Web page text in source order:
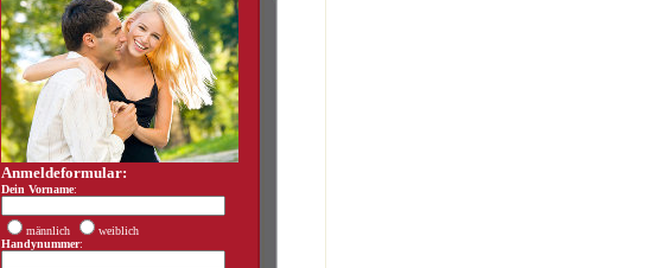
Anmeldeformular:
Dein Vorname:
männlich
weiblich
Handynummer: